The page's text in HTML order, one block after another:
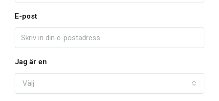
E-post
Jag är en
Välj